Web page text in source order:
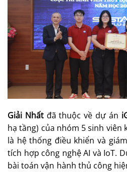
Giải Nhấtđã thuộc về dự án
hạ tầng) của nhóm 5 sinh
là hệ thống điều khiển và
tích hợp công nghệ AI và IoT.
bài toán vận hành thủ công